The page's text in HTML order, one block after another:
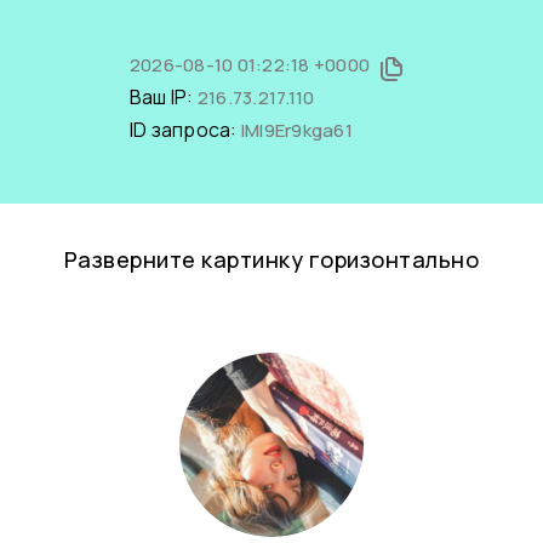
2026-08-10 01:22:18 +0000
Ваш IP: 216.73.217.110
ID запроса: IMI9Er9kga61
Разверните картинку горизонтально